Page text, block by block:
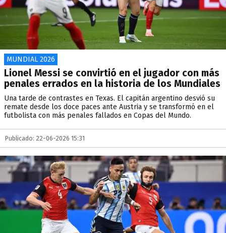
MUNDIAL 2026
Lionel Messi se convirtió en el jugador con más
penales errados en la historia de los Mundiales
Una tarde de contrastes en Texas. El capitán argentino desvió su
remate desde los doce paces ante Austria y se transformó en el
futbolista con más penales fallados en Copas del Mundo.
Publicado: 22-06-2026 15:31